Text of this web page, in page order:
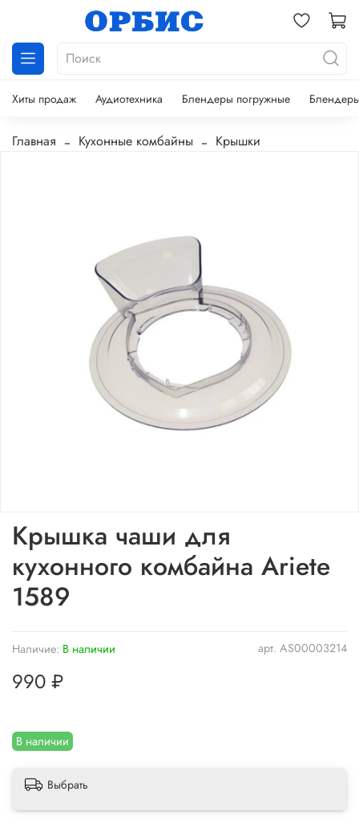
Хиты продаж Аудиотехника Блендеры погружные
Главная Кухонные комбайны Крышки
арт. AS00003214
Наличие: В наличии
В наличии
Крышка чаши для
кухонного комбайна Ariete
1589
990 ₽
Выбрать